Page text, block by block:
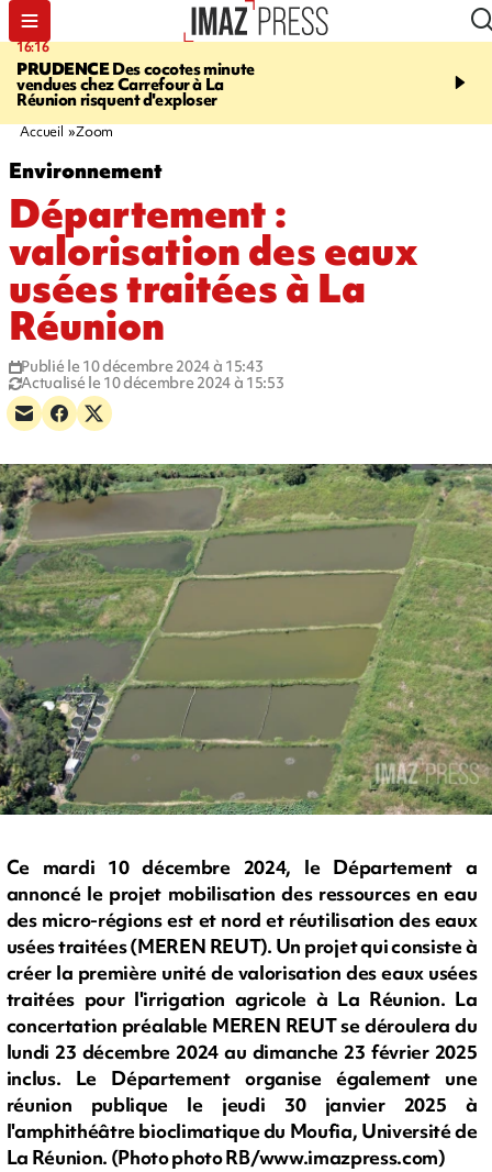
16:16
PRUDENCEDes cocotes minute
vendues chez Carrefour à La
Réunion risquent d'exploser
20:06
l'Asie, mort d'une
Accueil Zoom
Environnement
Département :
valorisation des eaux
usées traitées à La
Réunion
Publié le 10 décembre 2024 à 15:43
Actualisé le 10 décembre 2024 à 15:53
Ce mardi 10 décembre 2024, le Département a
annoncé le projet mobilisation des ressources en eau
des micro-régions est et nord et réutilisation des eaux
usées traitées (MEREN REUT). Un projet qui consiste à
créer la première unité de valorisation des eaux usées
traitées pour l'irrigation agricole à La Réunion. La
concertation préalable MEREN REUT se déroulera du
lundi 23 décembre 2024 au dimanche 23 février 2025
inclus. Le Département organise également une
réunion publique le jeudi 30 janvier 2025 à
l'amphithéâtre bioclimatique du Moufia, Université de
La Réunion. (Photo photo RB/www.imazpress.com)